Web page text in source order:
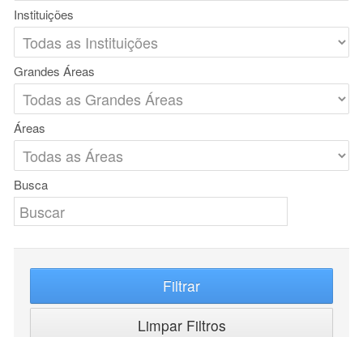
Instituições
Grandes Áreas
Áreas
Busca
Filtrar
Limpar Filtros